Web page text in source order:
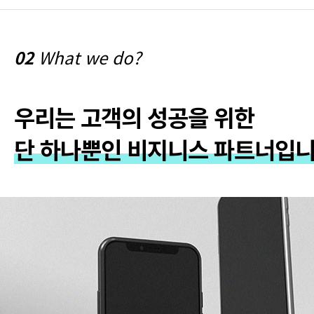
02What we do?
우리는 고객의 성공을 위한
단 하나뿐인 비지니스 파트너입